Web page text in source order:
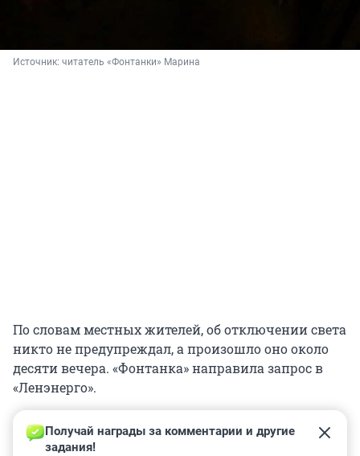
Источник: читатель «Фонтанки» Марина
По словам местных жителей, об отключении света
никто не предупреждал, а произошло оно около
десяти вечера. «Фонтанка» направила запрос в
«Ленэнерго».
Получай награды за комментарии и другие
задания!